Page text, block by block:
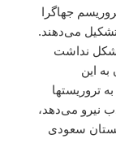
جهاگرا
آن را تشکیل می‌دهند.
مشکل نداشت
این
تروریستها
نیرو می‌دهد،
سعودی